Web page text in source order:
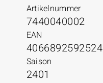
Artikelnummer
7440040002
EAN
4066892592524
Saison
2401